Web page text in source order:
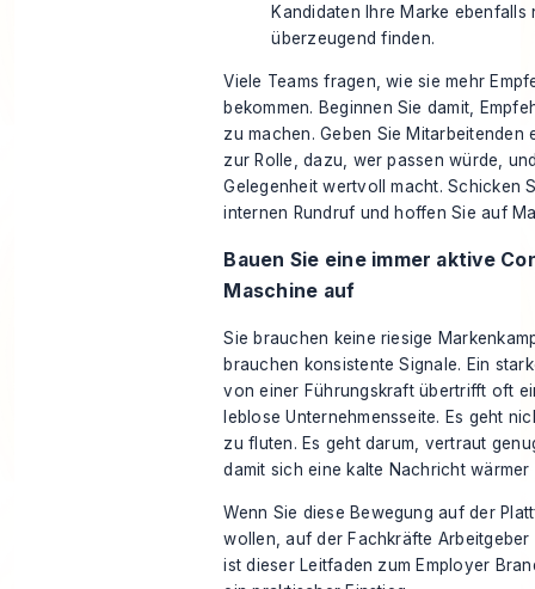
Kandidaten Ihre Marke ebenfalls
überzeugend finden.
Viele Teams fragen, wie sie mehr
bekommen. Beginnen Sie damit,
zu machen. Geben Sie Mitarbeitenden
zur Rolle, dazu, wer passen würde,
Gelegenheit wertvoll macht. Schicken
internen Rundruf und hoffen Sie auf
Bauen Sie eine immer aktive
Maschine auf
Sie brauchen keine riesige
brauchen konsistente Signale. Ein
von einer Führungskraft übertrifft oft
leblose Unternehmensseite. Es geht
zu fluten. Es geht darum, vertraut
damit sich eine kalte Nachricht wärmer
Wenn Sie diese Bewegung auf der
wollen, auf der Fachkräfte
ist dieser Leitfaden zum Employer